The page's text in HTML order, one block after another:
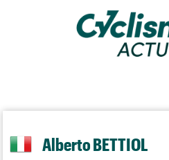
Alberto BETTIOL